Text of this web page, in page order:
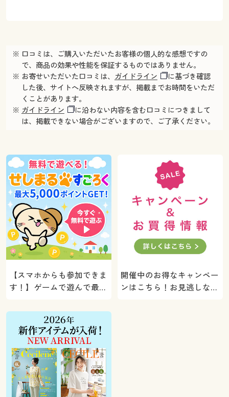
※ 口コミは、ご購入いただいたお客様の個人的な感想ですの
で、商品の効果や性能を保証するものではありません。
※ お寄せいただいた口コミは、 ガイドライン
に基づき確認
した後、サイトへ反映されますが、掲載までお時間をいただ
くことがあります。
※ ガイドライン
に沿わない内容を含む口コミにつきまして
は、掲載できない場合がございますので、ご了承ください。
【スマホからも参加できま
す！】ゲームで遊んで最大
ト！
開催中のお得なキャンペー
ンはこちら！お見逃しな